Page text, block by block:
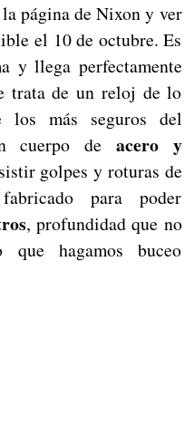
página de Nixon y ver
el 10 de octubre. Es
y llega perfectamente
trata de un reloj de lo
más seguros del
cuerpo de acero y
golpes y roturas de
para poder
, profundidad que no
que hagamos buceo